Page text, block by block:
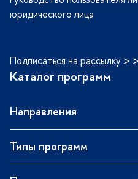
юридического лица
Подписаться на рассылку >
Каталог программ
Направления
Типы программ